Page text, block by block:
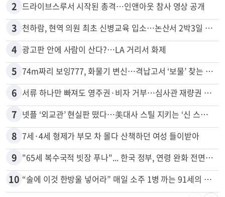
1 신호위반 후 달아난 배달기사…경찰 잠복해 잡고보니 ‘반전’
2 드라이브스루서 시작된 총격…인앤아웃 참사 영상 공개
3
4 광고판 안에 사람이 산다?…LA 거리서 화제
5 74m짜리 보잉777, 화물기 변신…격납고서 ‘보물’ 찾는 인천공항
6 서류 하나만 빠져도 영주권·비자 거부…심사관 재량권 대폭 확대
7
8 7세·4세 형제가 부모 차 몰다 산책하던 여성 들이받아
9 "65세 복수국적 빗장 푸나"... 한국 정부, 연령 완화 전면 추진